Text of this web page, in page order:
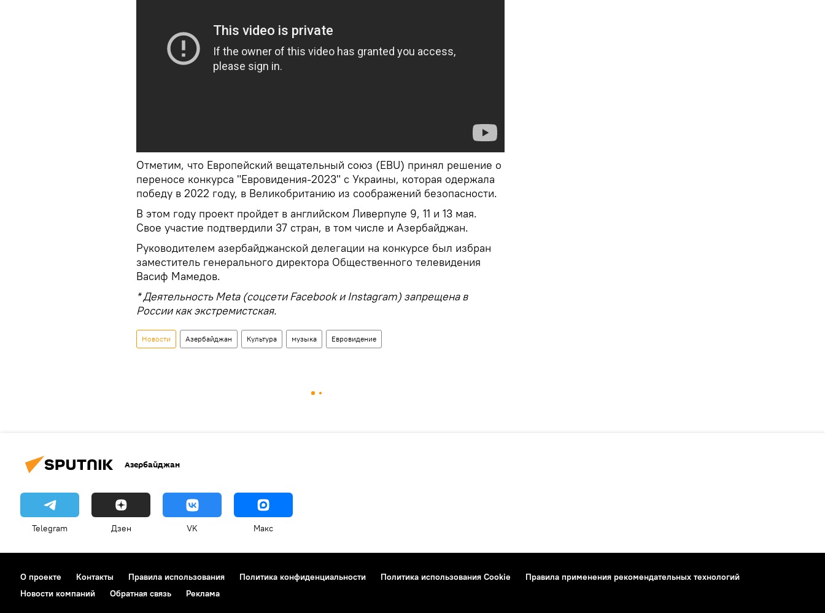
Отметим, что Европейский вещательный союз (EBU) принял решение о
переносе конкурса "Евровидения-2023" с Украины, которая одержала
победу в 2022 году, в Великобританию из соображений безопасности.
В этом году проект пройдет в английском Ливерпуле 9, 11 и 13 мая.
Свое участие подтвердили 37 стран, в том числе и Азербайджан.
Руководителем азербайджанской делегации на конкурсе был избран
заместитель генерального директора Общественного телевидения
Васиф Мамедов.
* Деятельность Meta (соцсети Facebook и Instagram) запрещена в
России как экстремистская.
Новости Азербайджан Культура музыка Евровидение
Азербайджан
Telegram Дзен VK Макс
О проекте Контакты Правила использования Политика конфиденциальности Политика использования Cookie
Правила применения рекомендательных технологий
Новости компаний
Обратная связь Реклама